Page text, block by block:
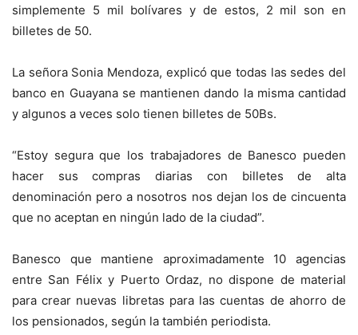
simplemente 5 mil bolívares y de estos, 2 mil son en
billetes de 50.
La señora Sonia Mendoza, explicó que todas las sedes del
banco en Guayana se mantienen dando la misma cantidad
y algunos a veces solo tienen billetes de 50Bs.
“Estoy segura que los trabajadores de Banesco pueden
hacer sus compras diarias con billetes de alta
denominación pero a nosotros nos dejan los de cincuenta
que no aceptan en ningún lado de la ciudad”.
Banesco que mantiene aproximadamente 10 agencias
entre San Félix y Puerto Ordaz, no dispone de material
para crear nuevas libretas para las cuentas de ahorro de
los pensionados, según la también periodista.